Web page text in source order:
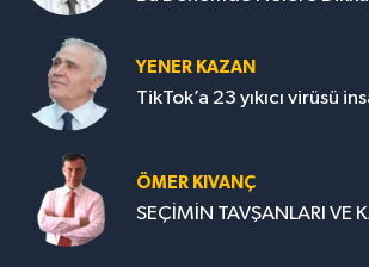
YENER KAZAN
TikTok’a 23 yıkıcı virüsü
ÖMER KIVANÇ
SEÇİMİN TAVŞANLARI VE